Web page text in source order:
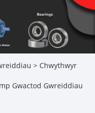
> Chwythwyr
Gwactod Gwreiddiau